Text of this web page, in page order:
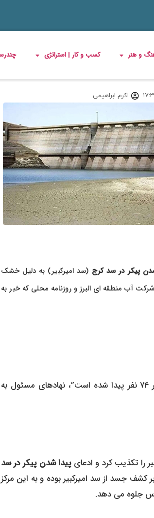
و هنر کسب و کار | استراتژی
اکرم ابراهیمی
پیکر در سد کرج (سد امیرکبیر) به دلیل خشک
آب منطقه ای البرز و روزنامه محلی که خبر به
در پی انتشار گسترده این شایعه که ادعا می کرد “با خشک شدن سد کرج تاکنون پیکر ۷۴ نفر پیدا شده است”، نهادهای مسئول به
را تکذیب کرد و ادعای پیدا شدن پیکر در سد
کشف جسد از سد امیرکبیر بوده و به این مرکز